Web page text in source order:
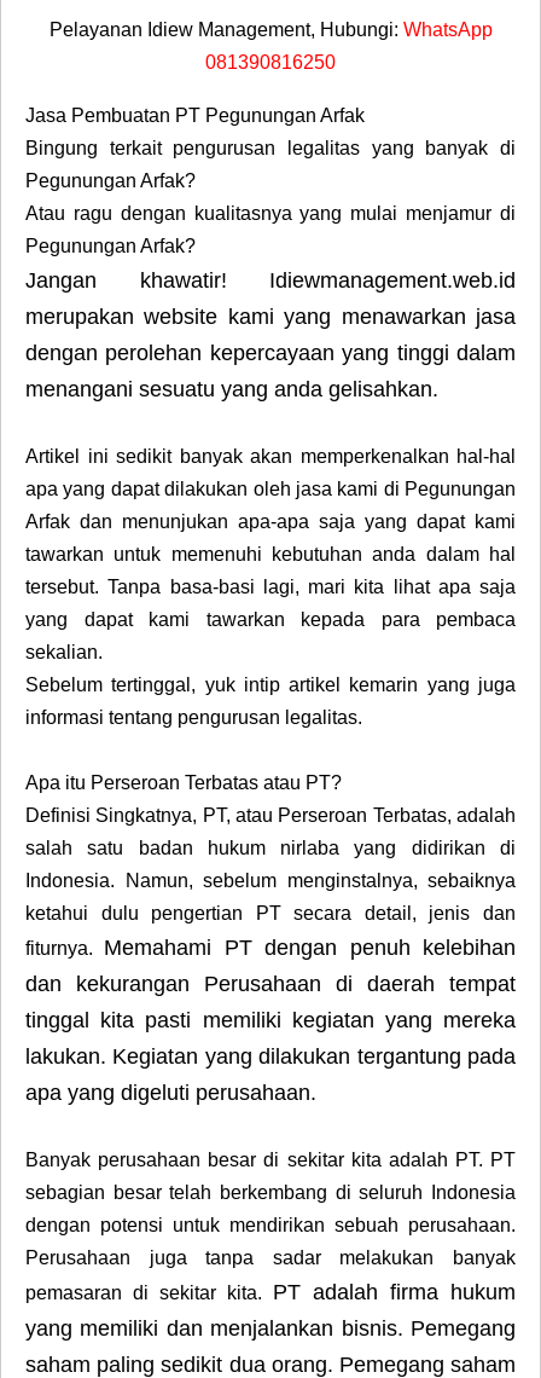
Pelayanan Idiew Management, Hubungi: WhatsApp
081390816250
Jasa Pembuatan PT Pegunungan Arfak
Bingung terkait pengurusan legalitas yang banyak di
Pegunungan Arfak?
Atau ragu dengan kualitasnya yang mulai menjamur di
Pegunungan Arfak?
Jangan khawatir! Idiewmanagement.web.id
merupakan website kami yang menawarkan jasa
dengan perolehan kepercayaan yang tinggi dalam
menangani sesuatu yang anda gelisahkan.
Artikel ini sedikit banyak akan memperkenalkan hal-hal
apa yang dapat dilakukan oleh jasa kami di Pegunungan
Arfak dan menunjukan apa-apa saja yang dapat kami
tawarkan untuk memenuhi kebutuhan anda dalam hal
tersebut. Tanpa basa-basi lagi, mari kita lihat apa saja
yang dapat kami tawarkan kepada para pembaca
sekalian.
Sebelum tertinggal, yuk intip artikel kemarin yang juga
informasi tentang pengurusan legalitas.
Apa itu Perseroan Terbatas atau PT?
Definisi Singkatnya, PT, atau Perseroan Terbatas, adalah
salah satu badan hukum nirlaba yang didirikan di
Indonesia. Namun, sebelum menginstalnya, sebaiknya
ketahui dulu pengertian PT secara detail, jenis dan
fiturnya. Memahami PT dengan penuh kelebihan
dan kekurangan Perusahaan di daerah tempat
tinggal kita pasti memiliki kegiatan yang mereka
lakukan. Kegiatan yang dilakukan tergantung pada
apa yang digeluti perusahaan.
Banyak perusahaan besar di sekitar kita adalah PT. PT
sebagian besar telah berkembang di seluruh Indonesia
dengan potensi untuk mendirikan sebuah perusahaan.
Perusahaan juga tanpa sadar melakukan banyak
pemasaran di sekitar kita. PT adalah firma hukum
yang memiliki dan menjalankan bisnis. Pemegang
saham paling sedikit dua orang. Pemegang saham